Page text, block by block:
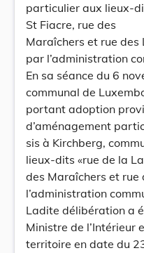
particulier aux lieux-
St Fiacre, rue des
Maraîchers et rue des
par l’administration
En sa séance du 6
communal de
portant adoption
d’aménagement
sis à Kirchberg,
lieux-dits «rue de la
des Maraîchers et rue
l’administration
Ladite délibération a
Ministre de l’Intérieur
territoire en date du